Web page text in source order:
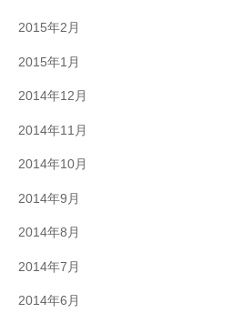
2015年2月
2015年1月
2014年12月
2014年11月
2014年10月
2014年9月
2014年8月
2014年7月
2014年6月